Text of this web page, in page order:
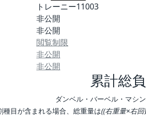
トレーニー11003
非公開
非公開
閲覧制限
非公開
非公開
累計総
ダンベル・バーベル・マシ
目が含まれる場合、総重量は((右重量×右